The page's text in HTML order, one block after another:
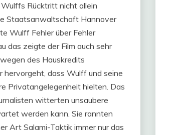
Rücktritt nicht allein
Staatsanwaltschaft Hannover
Wulff Fehler über Fehler
das zeigte der Film auch sehr
des Hauskredits
hervorgeht, dass Wulff und seine
Privatangelegenheit hielten. Das
witterten unsaubere
werden kann. Sie rannten
Art Salami-Taktik immer nur das